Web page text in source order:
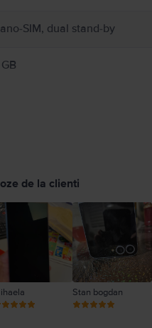
SIM, dual stand-by
de la clienti
Stan bogdan